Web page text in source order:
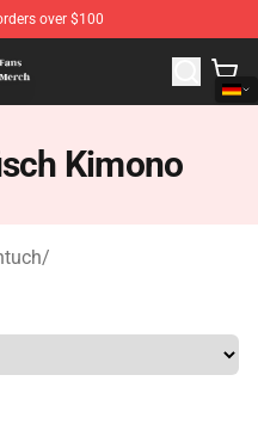
over $100
- The Best Store of Mickey
Kimono
/